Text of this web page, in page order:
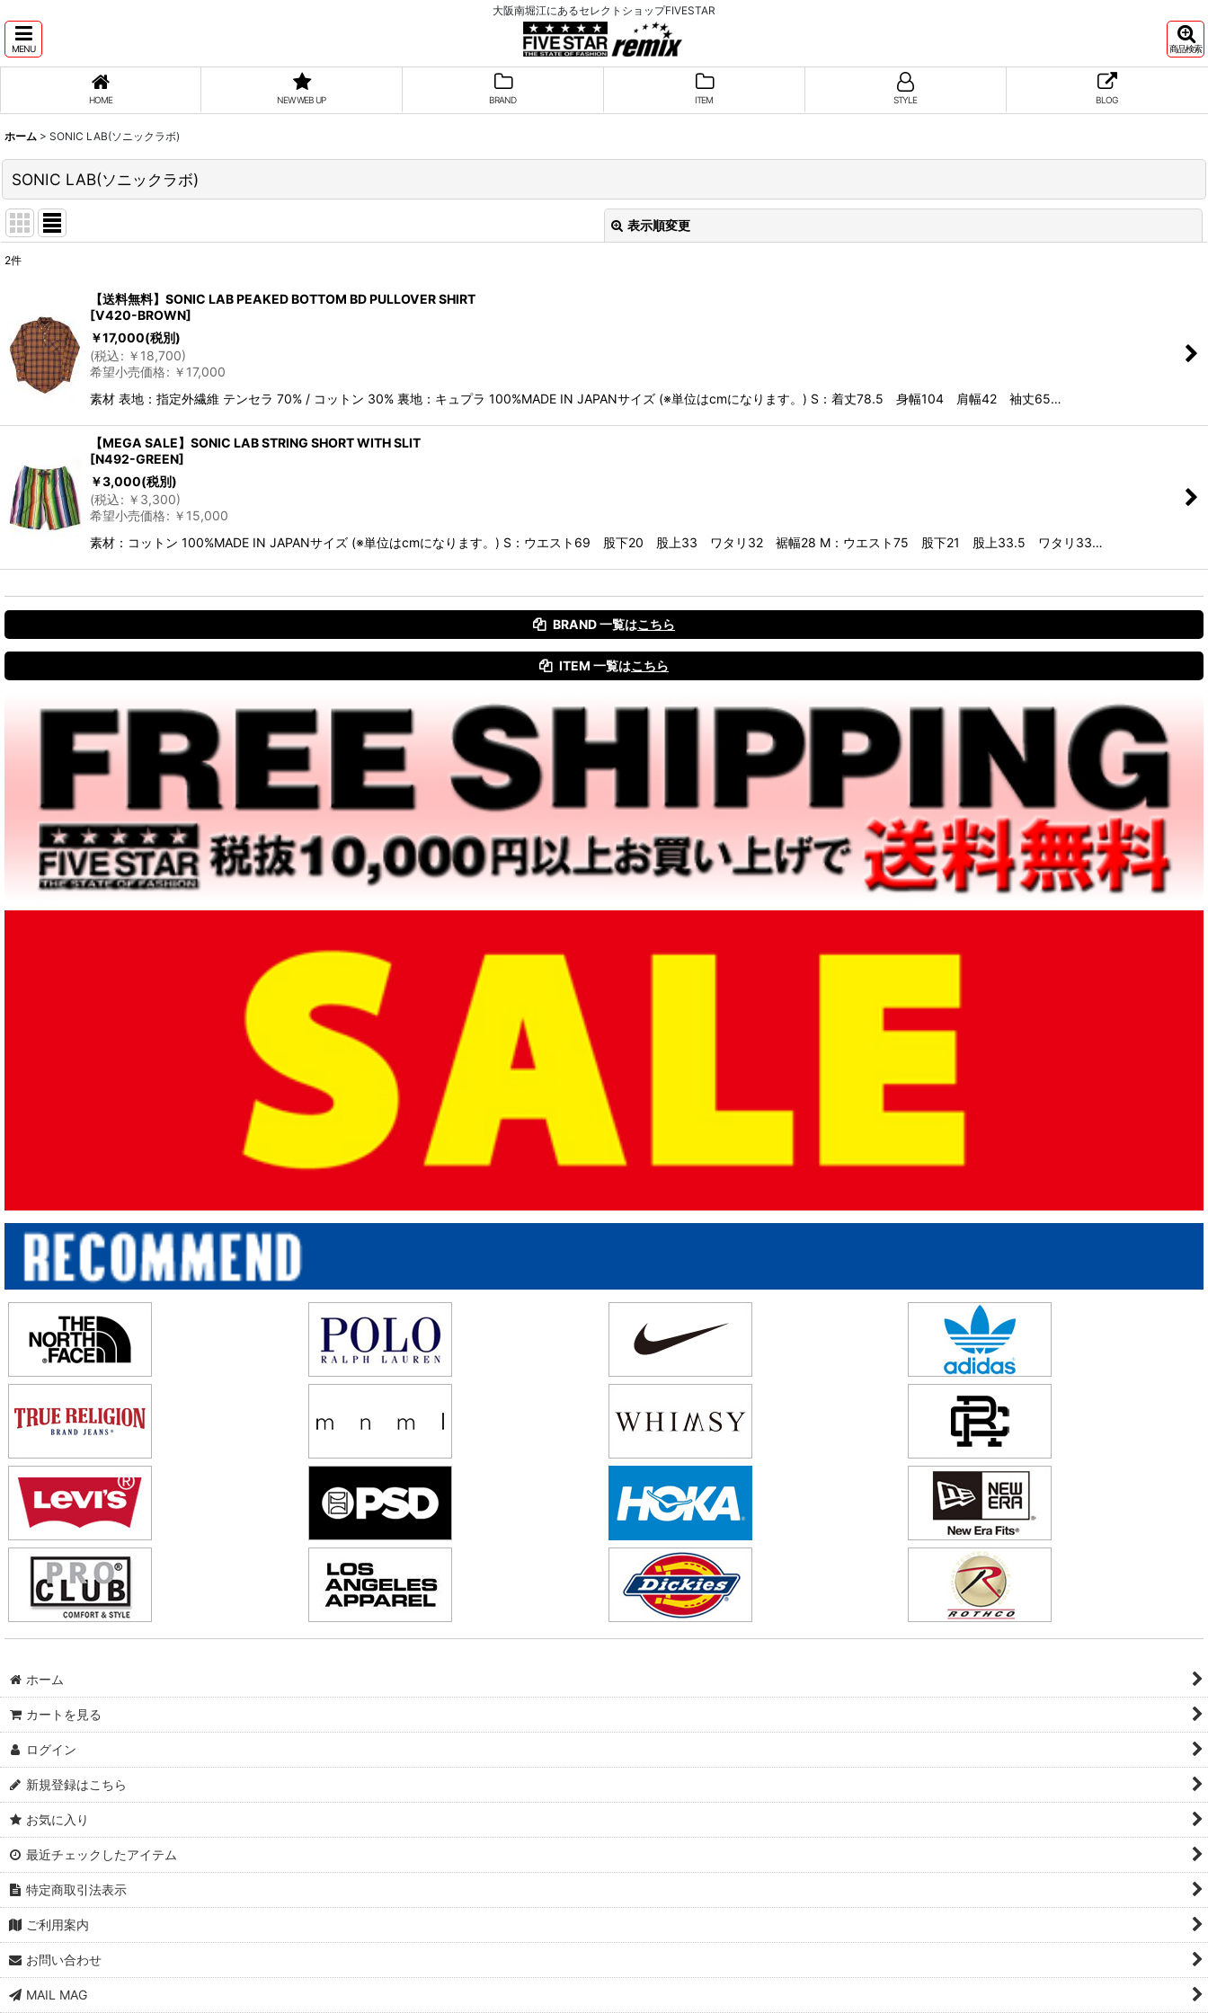
大阪南堀江にあるセレクトショップFIVESTAR
MENU 商品検索
HOME NEW WEB UP BRAND ITEM STYLE BLOG
ホーム > SONIC LAB(ソニックラボ)
SONIC LAB(ソニックラボ)
表示順変更
並び順:
2件
【送料無料】SONIC LAB PEAKED BOTTOM BD PULLOVER SHIRT
[V420-BROWN]
￥17,000(税別)
(税込: ￥ 18,700)
希望小売価格: ￥ 17,000
素材 表地：指定外繊維 テンセラ 70% / コットン 30% 裏地：キュプラ 100%MADE IN JAPANサイズ (※単位はcmになります。) S：着丈78.5 身幅104 肩幅42 袖丈65…
【MEGA SALE】SONIC LAB STRING SHORT WITH SLIT
[N492-GREEN]
￥3,000(税別)
(税込: ￥ 3,300)
希望小売価格: ￥ 15,000
素材：コットン 100%MADE IN JAPANサイズ (※単位はcmになります。) S：ウエスト69 股下20 股上33 ワタリ32 裾幅28 M：ウエスト75 股下21 股上33.5 ワタリ33…
BRAND 一覧はこちら
ITEM 一覧はこちら
ホーム
カートを見る
ログイン
新規登録はこちら
お気に入り
最近チェックしたアイテム
特定商取引法表示
ご利用案内
お問い合わせ
MAIL MAG